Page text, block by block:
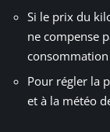
Si le prix du
ne compense
Pour régler la
et à la météo